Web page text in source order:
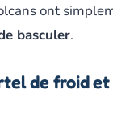
ont
basculer.
de froid